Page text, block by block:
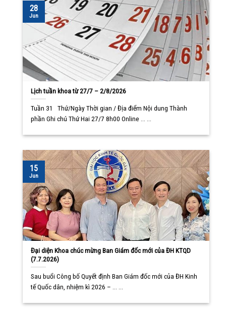
Lịch tuần khoa từ 27/7 – 2/8/2026
Tuần 31 Thứ/Ngày Thời gian / Địa điểm Nội dung Thành
phần Ghi chú Thứ Hai 27/7 8h00 Online ... ...
28
Jun
Đại diện Khoa chúc mừng Ban Giám đốc mới của ĐH KTQD
(7.7.2026)
Sau buổi Công bố Quyết định Ban Giám đốc mới của ĐH Kinh
tế Quốc dân, nhiệm kì 2026 – ... ...
15
Jun